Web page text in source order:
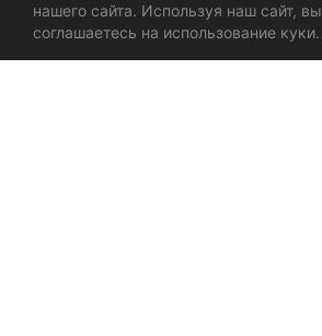
нашего сайта. Используя наш сайт, вы
соглашаетесь на использование куки.